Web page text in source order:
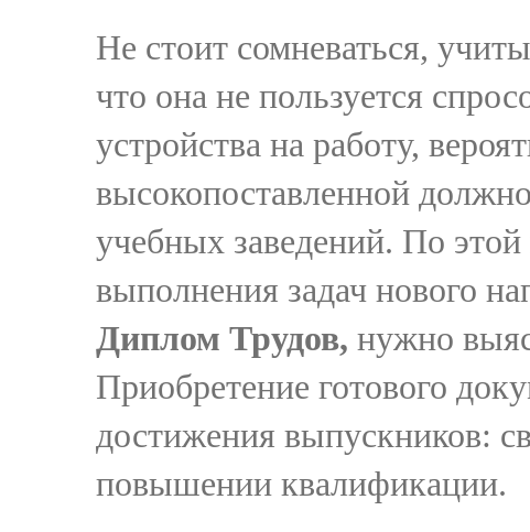
Не стоит сомневаться,
что она не пользуется
устройства на работу,
высокопоставленной
учебных заведений. По
выполнения задач нового
Диплом Трудов, нужно
Приобретение готового
достижения выпускников:
повышении квалификации.